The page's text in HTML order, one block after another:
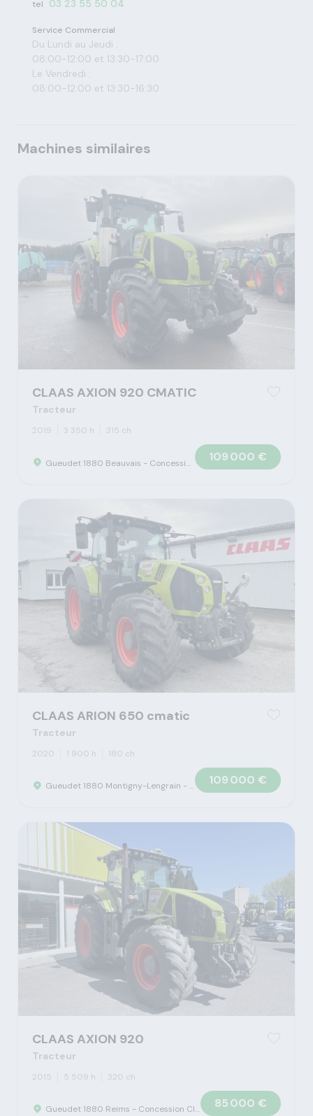
tel 03 23 55 50 04
Service Commercial
Du Lundi au Jeudi :
08:00-12:00 et 13:30-17:00
Le Vendredi :
08:00-12:00 et 13:30-16:30
Machines similaires
CLAAS AXION 920 CMATIC
Tracteur
2019 3 350 h 315 ch
Gueudet 1880 Beauvais - Concession Claas 109 000 €
CLAAS ARION 650 cmatic
Tracteur
2020 1 900 h 180 ch
Gueudet 1880 Montigny-Lengrain - Concession Claas 109 000 €
CLAAS AXION 920
Tracteur
2015 5 509 h 320 ch
Gueudet 1880 Reims - Concession Claas 85 000 €